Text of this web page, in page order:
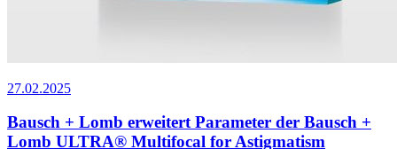
27.02.2025
Bausch + Lomb erweitert Parameter der Bausch +
Lomb ULTRA® Multifocal for Astigmatism